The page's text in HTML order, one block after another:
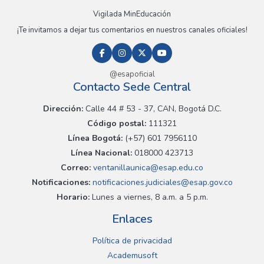
Vigilada MinEducación
¡Te invitamos a dejar tus comentarios en nuestros canales oficiales!
@esapoficial
Contacto Sede Central
Dirección:Calle 44 # 53 - 37, CAN, Bogotá D.C.
Código postal: 111321
Línea Bogotá:(+57) 601 7956110
Línea Nacional: 018000 423713
Correo: ventanillaunica@esap.edu.co
Notificaciones:notificaciones.judiciales@esap.gov.co
Horario:Lunes a viernes, 8 a.m. a 5 p.m.
Enlaces
Política de privacidad
Academusoft